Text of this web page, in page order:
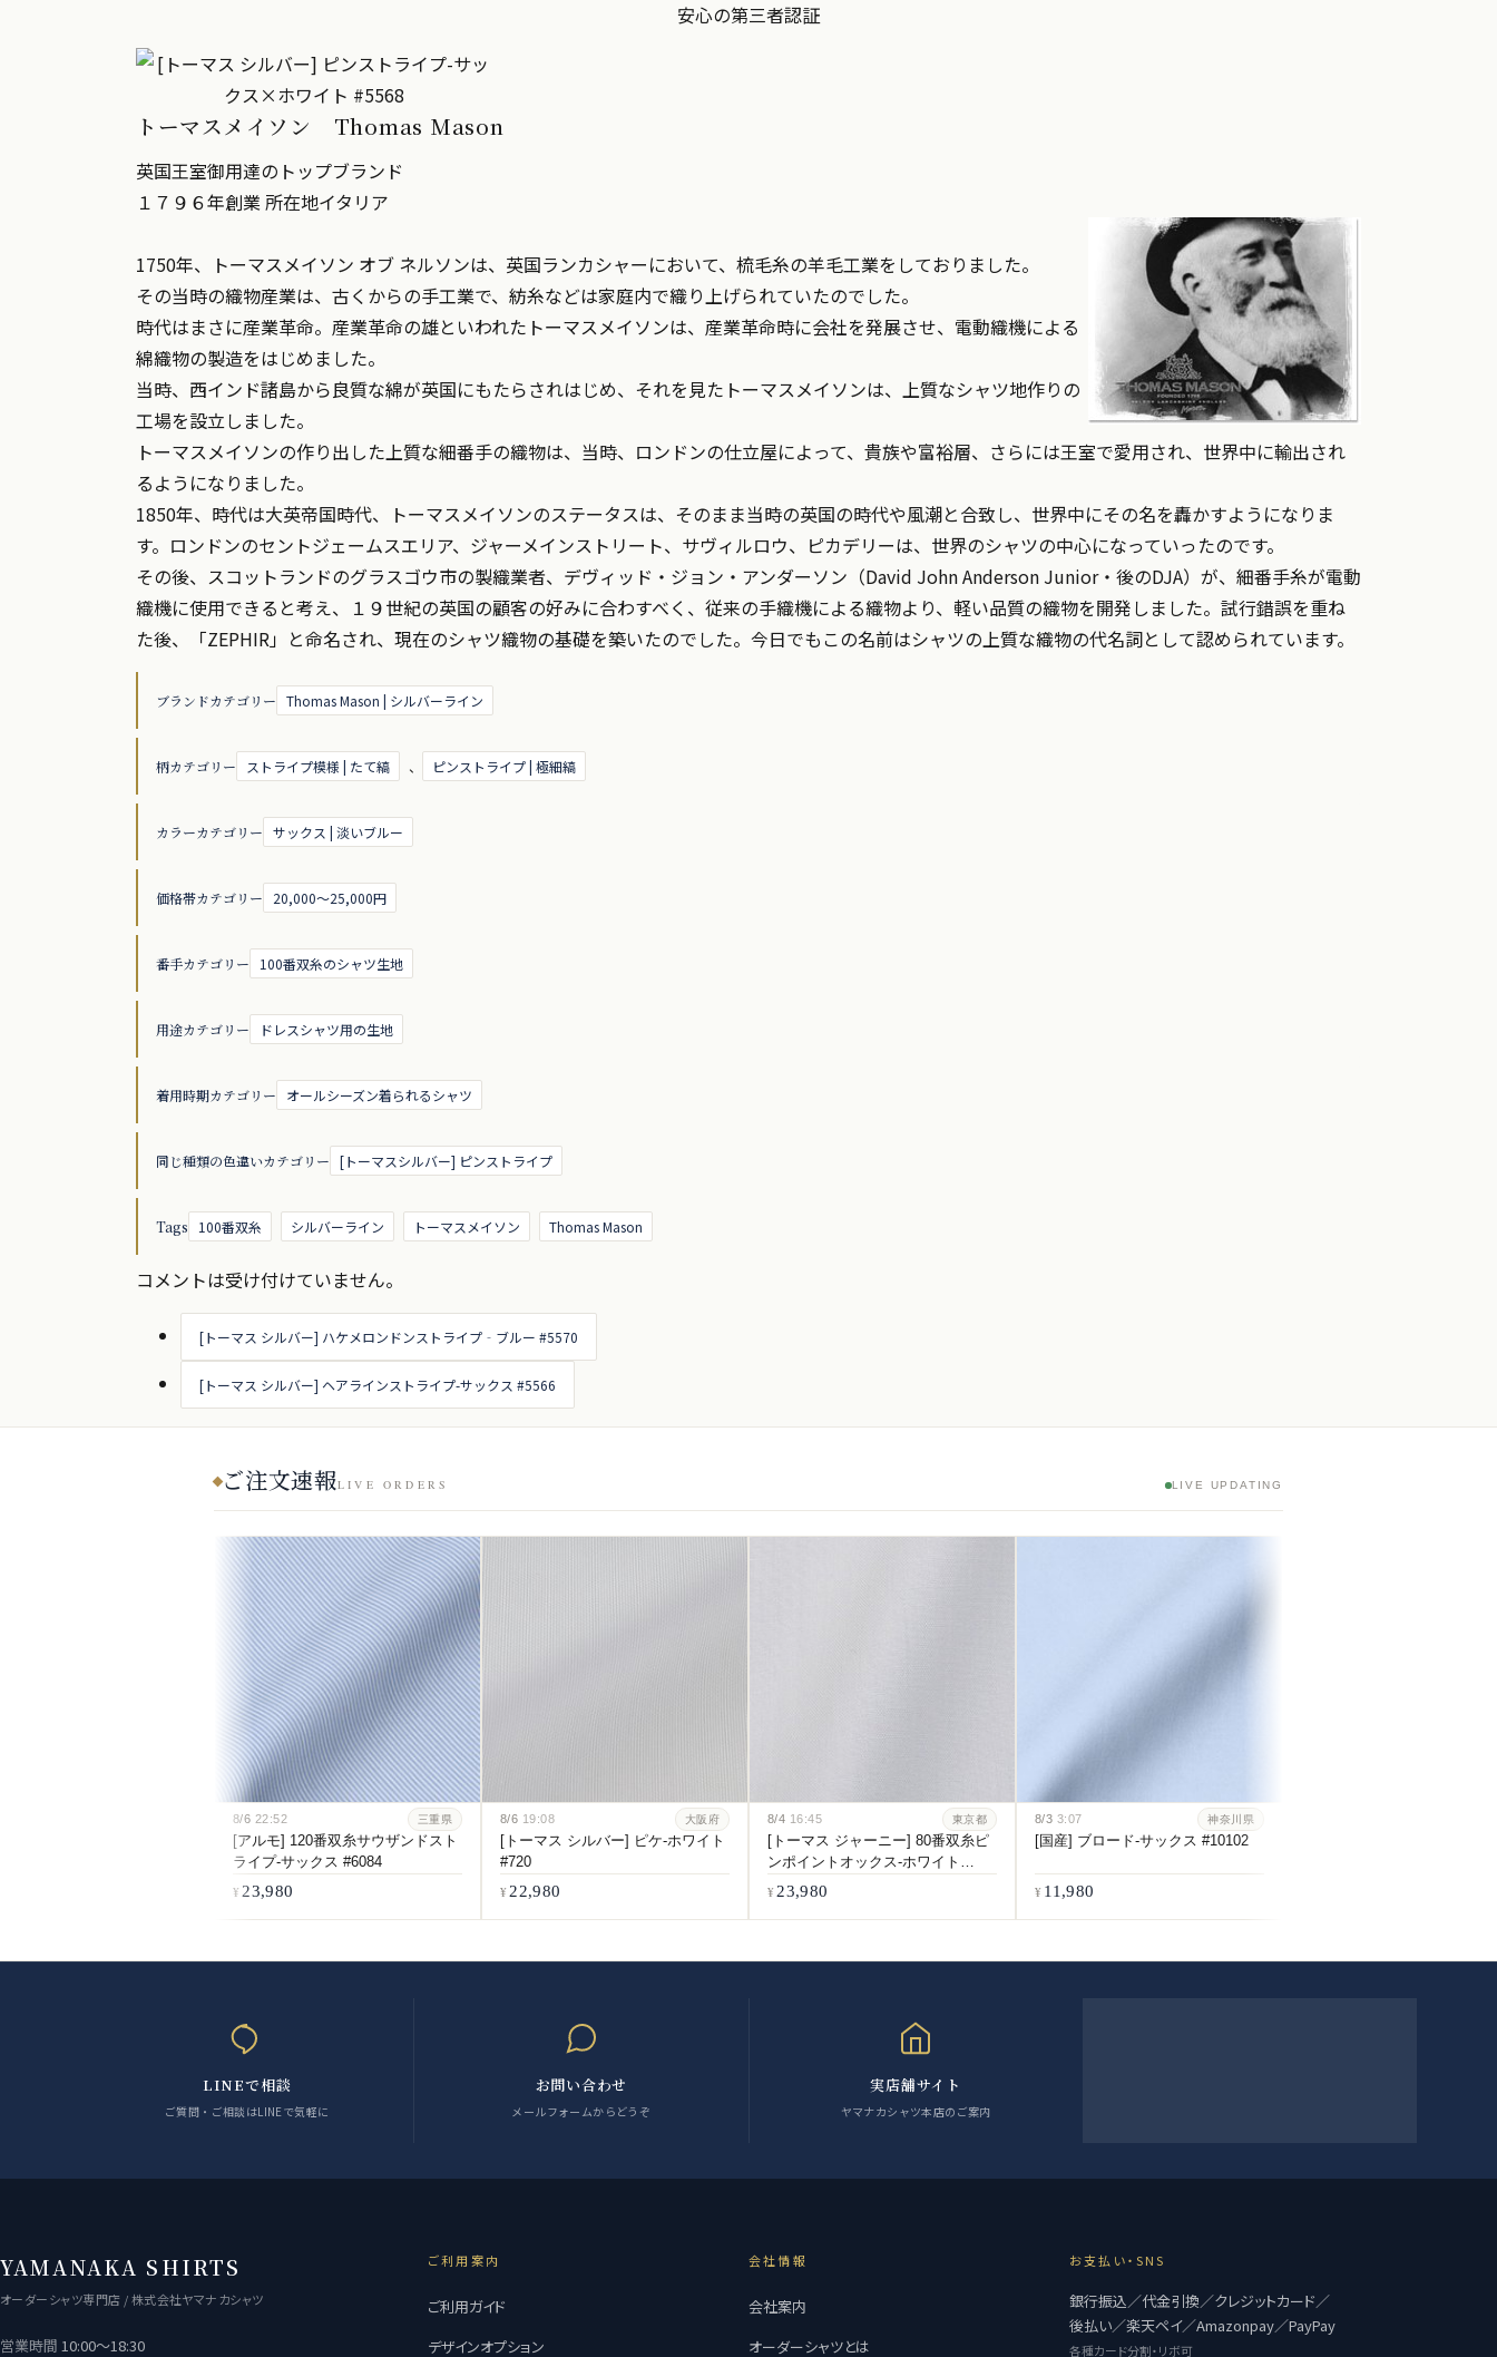
安心の第三者認証
トーマスメイソン Thomas Mason
英国王室御用達のトップブランド
１７９６年創業 所在地イタリア
1750年、トーマスメイソン オブ ネルソンは、英国ランカシャーにおいて、梳毛糸の羊毛工業をしておりました。
その当時の織物産業は、古くからの手工業で、紡糸などは家庭内で織り上げられていたのでした。
時代はまさに産業革命。産業革命の雄といわれたトーマスメイソンは、産業革命時に会社を発展させ、電動織機による
綿織物の製造をはじめました。
当時、西インド諸島から良質な綿が英国にもたらされはじめ、それを見たトーマスメイソンは、上質なシャツ地作りの
工場を設立しました。
トーマスメイソンの作り出した上質な細番手の織物は、当時、ロンドンの仕立屋によって、貴族や富裕層、さらには王室で愛用され、世界中に輸出され
るようになりました。
1850年、時代は大英帝国時代、トーマスメイソンのステータスは、そのまま当時の英国の時代や風潮と合致し、世界中にその名を轟かすようになりま
す。ロンドンのセントジェームスエリア、ジャーメインストリート、サヴィルロウ、ピカデリーは、世界のシャツの中心になっていったのです。
その後、スコットランドのグラスゴウ市の製織業者、デヴィッド・ジョン・アンダーソン（David John Anderson Junior・後のDJA）が、細番手糸が電動
織機に使用できると考え、１９世紀の英国の顧客の好みに合わすべく、従来の手織機による織物より、軽い品質の織物を開発しました。試行錯誤を重ね
た後、「ZEPHIR」と命名され、現在のシャツ織物の基礎を築いたのでした。今日でもこの名前はシャツの上質な織物の代名詞として認められています。
ブランドカテゴリー Thomas Mason | シルバーライン
柄カテゴリー ストライプ模様 | たて縞 、 ピンストライプ | 極細縞
カラーカテゴリー サックス | 淡いブルー
価格帯カテゴリー 20,000～25,000円
番手カテゴリー 100番双糸のシャツ生地
用途カテゴリー ドレスシャツ用の生地
着用時期カテゴリー オールシーズン着られるシャツ
同じ種類の色違いカテゴリー [トーマスシルバー] ピンストライプ
Tags 100番双糸 シルバーライン トーマスメイソン Thomas Mason
コメントは受け付けていません。
[トーマス シルバー] ハケメロンドンストライプ‐ブルー #5570
[トーマス シルバー] ヘアラインストライプ-サックス #5566
ご注文速報LIVE ORDERS LIVE UPDATING
8/6 22:52 三重県
[アルモ] 120番双糸サウザンドスト
ライプ-サックス #6084
23,980
8/6 19:08 大阪府
[トーマス シルバー] ピケ-ホワイト
#720
22,980
8/4 16:45 東京都
[トーマス ジャーニー] 80番双糸ピ
ンポイントオックス-ホワイト
#5547
23,980
8/3 3:07 神奈川県
[国産] ブロード-サックス #10102
11,980
LINEで相談
ご質問・ご相談はLINEで気軽に
お問い合わせ
メールフォームからどうぞ
実店舗サイト
ヤマナカシャツ本店のご案内
YAMANAKA SHIRTS
オーダーシャツ専門店 / 株式会社ヤマナカシャツ
営業時間 10:00〜18:30
ご利用案内
ご利用ガイド
デザインオプション
会社情報
会社案内
オーダーシャツとは
お支払い・SNS
銀行振込／代金引換／クレジットカード／
後払い／楽天ペイ／Amazonpay／PayPay
各種カード分割・リボ可